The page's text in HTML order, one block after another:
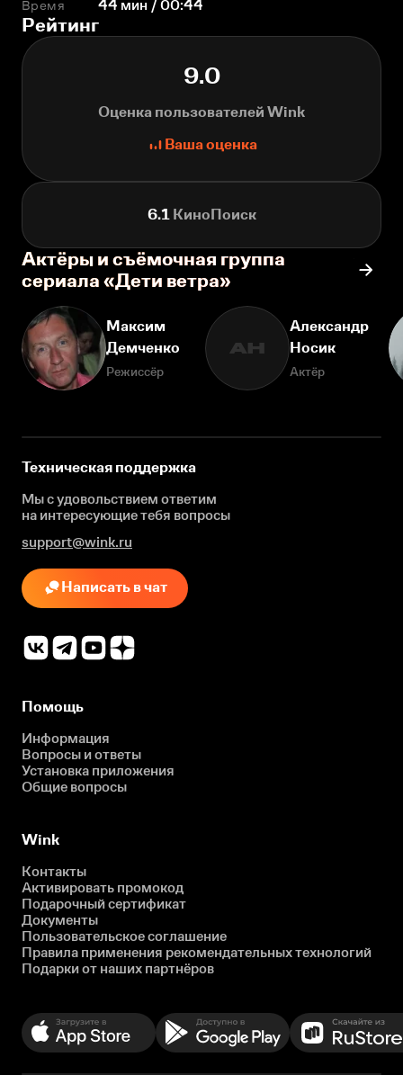
Время 44 мин / 00:44
Рейтинг
9.0
Оценка пользователей Wink
Ваша оценка
6.1КиноПоиск
Актёры и съёмочная группа
сериала «Дети ветра»
Максим
Демченко
Режиссёр
АН
Александр
Носик
Актёр
Техническая поддержка
Мы с удовольствием ответим
на интересующиетебя вопросы
support@wink.ru
Написать в чат
Помощь
Информация
Вопросы и ответы
Установка приложения
Общие вопросы
Wink
Контакты
Активировать промокод
Подарочный сертификат
Документы
Пользовательское соглашение
Правила применения рекомендательных технологий
Подарки от наших партнёров